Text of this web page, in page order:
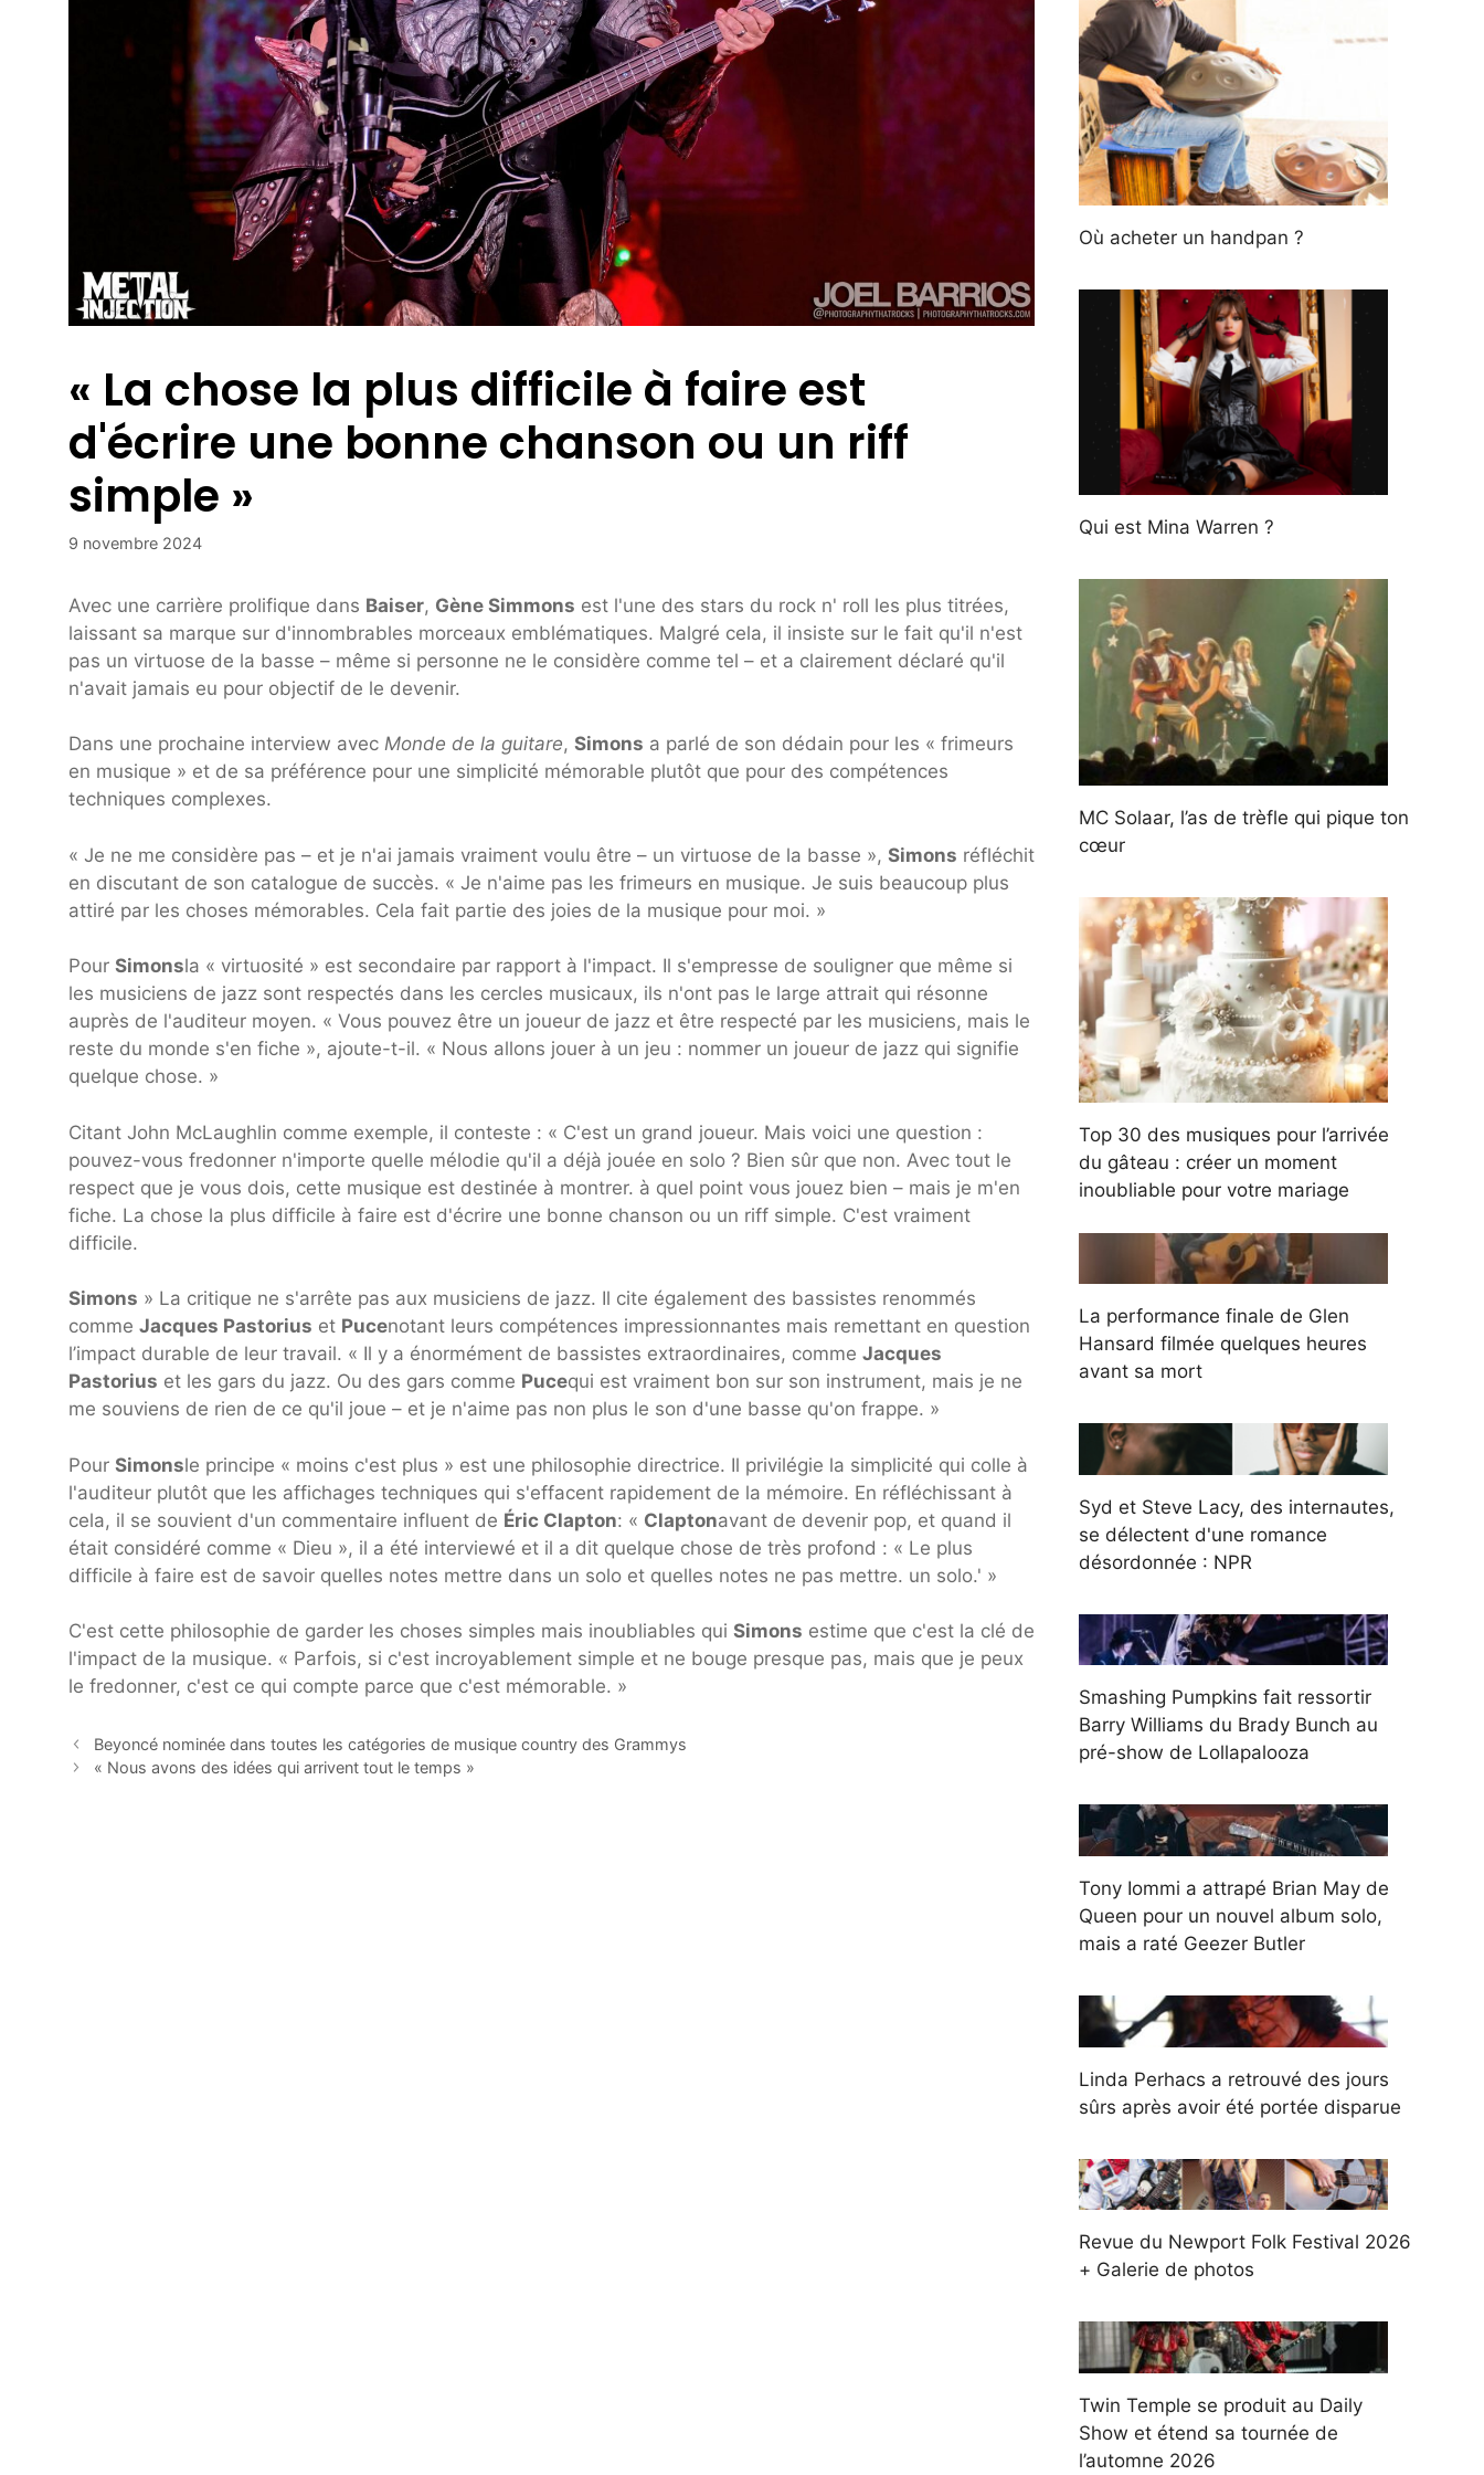
« La chose la plus difficile à faire est
d'écrire une bonne chanson ou un riff
simple »
9 novembre 2024
Avec une carrière prolifique dans Baiser, Gène Simmons est l'une des stars du rock n' roll les plus titrées,
laissant sa marque sur d'innombrables morceaux emblématiques. Malgré cela, il insiste sur le fait qu'il n'est
pas un virtuose de la basse – même si personne ne le considère comme tel – et a clairement déclaré qu'il
n'avait jamais eu pour objectif de le devenir.
Dans une prochaine interview avec Monde de la guitare, Simons a parlé de son dédain pour les « frimeurs
en musique » et de sa préférence pour une simplicité mémorable plutôt que pour des compétences
techniques complexes.
« Je ne me considère pas – et je n'ai jamais vraiment voulu être – un virtuose de la basse », Simons réfléchit
en discutant de son catalogue de succès. « Je n'aime pas les frimeurs en musique. Je suis beaucoup plus
attiré par les choses mémorables. Cela fait partie des joies de la musique pour moi. »
Pour Simonsla « virtuosité » est secondaire par rapport à l'impact. Il s'empresse de souligner que même si
les musiciens de jazz sont respectés dans les cercles musicaux, ils n'ont pas le large attrait qui résonne
auprès de l'auditeur moyen. « Vous pouvez être un joueur de jazz et être respecté par les musiciens, mais le
reste du monde s'en fiche », ajoute-t-il. « Nous allons jouer à un jeu : nommer un joueur de jazz qui signifie
quelque chose. »
Citant John McLaughlin comme exemple, il conteste : « C'est un grand joueur. Mais voici une question :
pouvez-vous fredonner n'importe quelle mélodie qu'il a déjà jouée en solo ? Bien sûr que non. Avec tout le
respect que je vous dois, cette musique est destinée à montrer. à quel point vous jouez bien – mais je m'en
fiche. La chose la plus difficile à faire est d'écrire une bonne chanson ou un riff simple. C'est vraiment
difficile.
Simons » La critique ne s'arrête pas aux musiciens de jazz. Il cite également des bassistes renommés
comme Jacques Pastorius et Pucenotant leurs compétences impressionnantes mais remettant en question
l’impact durable de leur travail. « Il y a énormément de bassistes extraordinaires, comme Jacques
Pastorius et les gars du jazz. Ou des gars comme Pucequi est vraiment bon sur son instrument, mais je ne
me souviens de rien de ce qu'il joue – et je n'aime pas non plus le son d'une basse qu'on frappe. »
Pour Simonsle principe « moins c'est plus » est une philosophie directrice. Il privilégie la simplicité qui colle à
l'auditeur plutôt que les affichages techniques qui s'effacent rapidement de la mémoire. En réfléchissant à
cela, il se souvient d'un commentaire influent de Éric Clapton: « Claptonavant de devenir pop, et quand il
était considéré comme « Dieu », il a été interviewé et il a dit quelque chose de très profond : « Le plus
difficile à faire est de savoir quelles notes mettre dans un solo et quelles notes ne pas mettre. un solo.' »
C'est cette philosophie de garder les choses simples mais inoubliables qui Simons estime que c'est la clé de
l'impact de la musique. « Parfois, si c'est incroyablement simple et ne bouge presque pas, mais que je peux
le fredonner, c'est ce qui compte parce que c'est mémorable. »
Beyoncé nominée dans toutes les catégories de musique country des Grammys
« Nous avons des idées qui arrivent tout le temps »
Où acheter un handpan ?
Qui est Mina Warren ?
MC Solaar, l’as de trèfle qui pique ton
cœur
Top 30 des musiques pour l’arrivée
du gâteau : créer un moment
inoubliable pour votre mariage
La performance finale de Glen
Hansard filmée quelques heures
avant sa mort
Syd et Steve Lacy, des internautes,
se délectent d'une romance
désordonnée : NPR
Smashing Pumpkins fait ressortir
Barry Williams du Brady Bunch au
pré-show de Lollapalooza
Tony Iommi a attrapé Brian May de
Queen pour un nouvel album solo,
mais a raté Geezer Butler
Linda Perhacs a retrouvé des jours
sûrs après avoir été portée disparue
Revue du Newport Folk Festival 2026
+ Galerie de photos
Twin Temple se produit au Daily
Show et étend sa tournée de
l’automne 2026